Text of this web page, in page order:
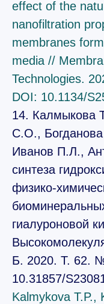
effect of the
nanofiltration
membranes
media //
Technologies.
DOI: 10.1134/
14. Калмыкова
С.О.,
Иванов П.Л.,
синтеза
физико-
гиалуроновой
Б. 2020. Т. 62.
10.31857/
Kalmykova T.P.,